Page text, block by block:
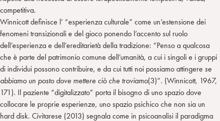
competitiva.
Winnicott definisce l’ “esperienza culturale” come un’estensione dei
fenomeni transizionali e del gioco ponendo l’accento sul ruolo
dell’esperienza e dell’ereditarietà della tradizione: “Penso a qualcosa
che è parte del patrimonio comune dell’umanità, a cui i singoli e i gruppi
di individui possono contribuire, e da cui tutti noi possiamo attingere se
abbiamo un posto dove mettere ciò che troviamo(3)”. (Winnicott, 1967,
171). Il paziente “digitalizzato” porta il bisogno di uno spazio dove
collocare le proprie esperienze, uno spazio psichico che non sia un
hard disk. Civitarese (2013) segnala come in psicoanalisi il paradigma